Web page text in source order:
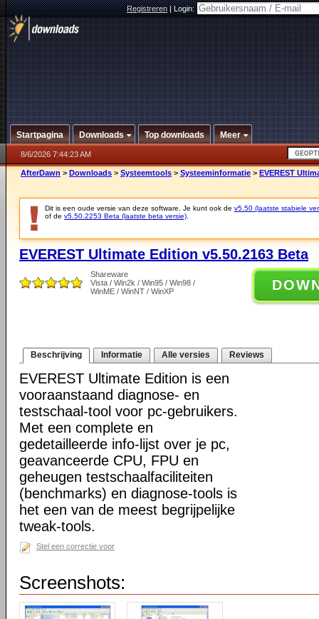
Registreren|Login:
Startpagina Downloads Top downloads Meer
8/6/2026 7:44:23 AM
AfterDawn > Downloads > Systeemtools > Systeeminformatie > EVEREST
Dit is een oude versie van deze software. Je kunt ook de v5.50 (laatste stabiele
of de v5.50.2253 Beta (laatste beta versie)
EVEREST Ultimate Edition v5.50.2163 Beta
Shareware
Vista / Win2k / Win95 / Win98 /
WinME / WinNT / WinXP
Beschrijving Informatie Alle versies Reviews
EVEREST Ultimate Edition is een
vooraanstaand diagnose- en
testschaal-tool voor pc-gebruikers.
Met een complete en
gedetailleerde info-lijst over je pc,
geavanceerde CPU, FPU en
geheugen testschaalfaciliteiten
(benchmarks) en diagnose-tools is
het een van de meest begrijpelijke
tweak-tools.
Stel een correctie voor
Screenshots: